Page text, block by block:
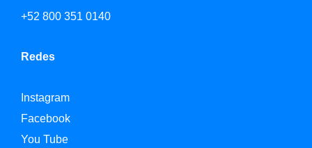
+52 800 351 0140
Redes
Instagram
Facebook
You Tube